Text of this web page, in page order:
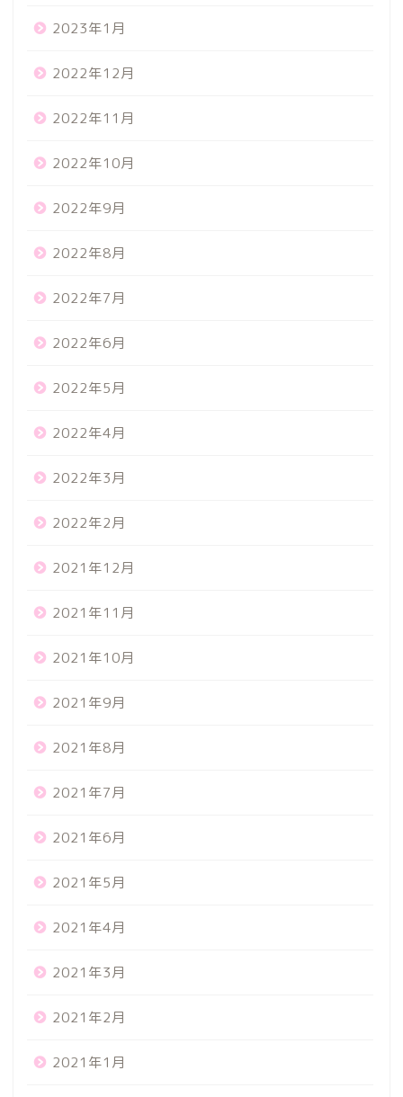
2023年1月
2022年12月
2022年11月
2022年10月
2022年9月
2022年8月
2022年7月
2022年6月
2022年5月
2022年4月
2022年3月
2022年2月
2021年12月
2021年11月
2021年10月
2021年9月
2021年8月
2021年7月
2021年6月
2021年5月
2021年4月
2021年3月
2021年2月
2021年1月